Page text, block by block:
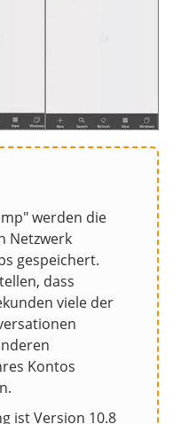
werden die
Netzwerk
gespeichert.
dass
viele der
Kontos
ist Version 10.8